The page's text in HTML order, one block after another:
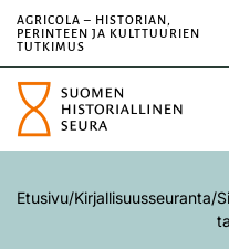
AGRICOLA – HISTORIAN,
PERINTEEN JA KULTTUURIEN
TUTKIMUS
Etusivu/Kirjallisuusseuranta/